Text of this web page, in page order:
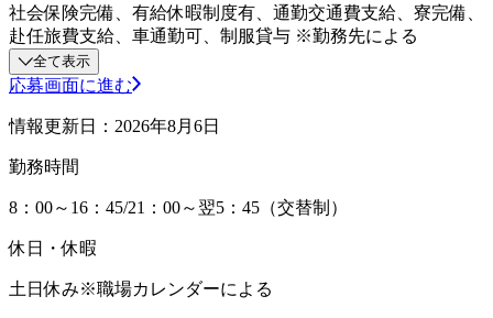
社会保険完備、有給休暇制度有、通勤交通費支給、寮完備、
赴任旅費支給、車通勤可、制服貸与 ※勤務先による
全て表示
応募画面に進む
情報更新日：2026年8月6日
勤務時間
8：00～16：45/21：00～翌5：45（交替制）
休日・休暇
土日休み※職場カレンダーによる